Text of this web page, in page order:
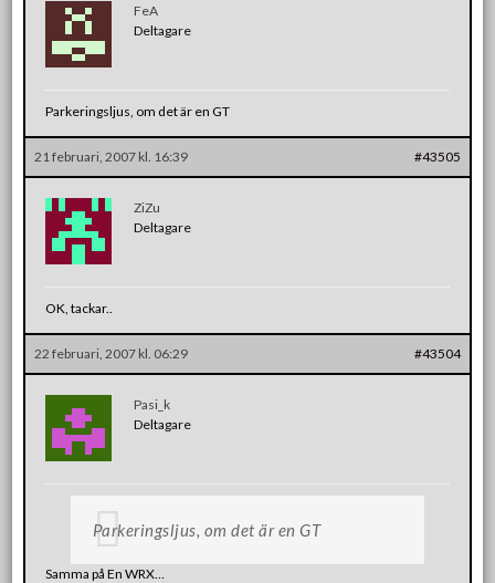
FeA
Deltagare
Parkeringsljus, om det är en GT
21 februari, 2007 kl. 16:39 #43505
ZiZu
Deltagare
OK, tackar..
22 februari, 2007 kl. 06:29 #43504
Pasi_k
Deltagare
Parkeringsljus, om det är en GT
Samma på En WRX…